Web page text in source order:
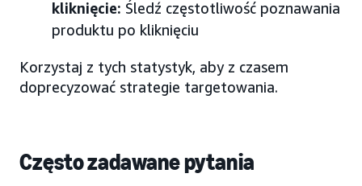
kliknięcie: Śledź częstotliwość poznawania
produktu po kliknięciu
Korzystaj z tych statystyk, aby z czasem
doprecyzować strategie targetowania.
Często zadawane pytania